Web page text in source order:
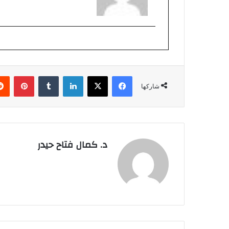
شاركها
فيسبوك ‫X لينكدإن
د. كمال فتاح حيدر